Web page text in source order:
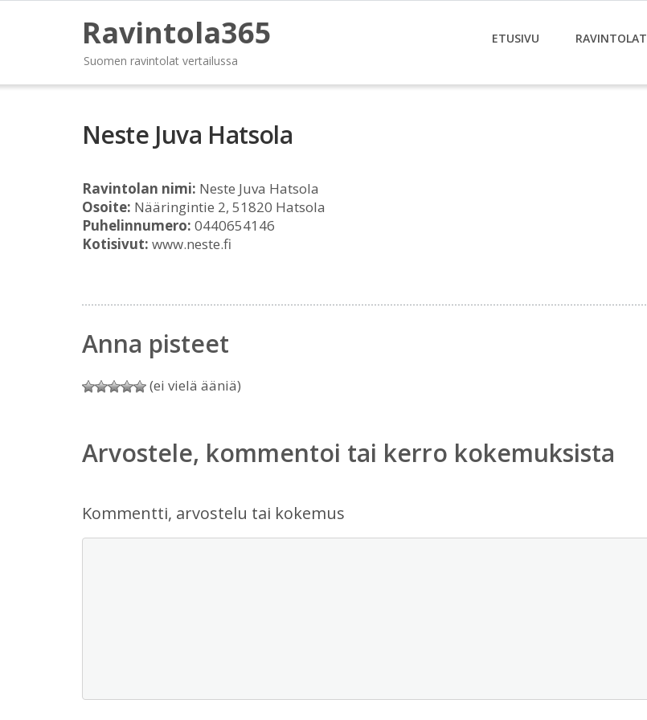
Ravintola365
Suomen ravintolat vertailussa
ETUSIVU RAVINTOLAT
Neste Juva Hatsola
Ravintolan nimi: Neste Juva Hatsola
Osoite: Nääringintie 2, 51820 Hatsola
Puhelinnumero: 0440654146
Kotisivut: www.neste.fi
Anna pisteet
(ei vielä ääniä)
Arvostele, kommentoi tai kerro kokemuksista
Kommentti, arvostelu tai kokemus